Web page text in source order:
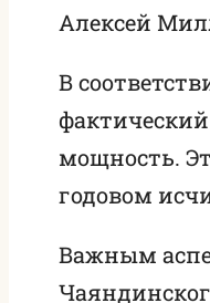
Алексей
В
мощность.
годовом
Важным